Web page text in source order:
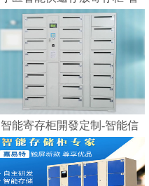
能化快遞柜 E郵
智能寄存柜開發定制-智能信
報箱電子寄存柜